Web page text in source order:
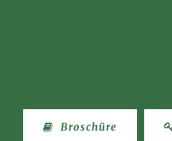
Broschüre